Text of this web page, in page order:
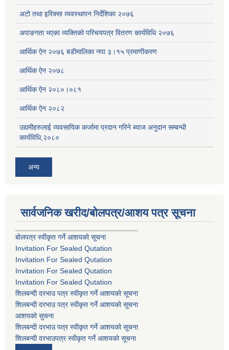
अटो तथा इरिक्सा व्यवस्थापन निर्देशिका २०७६
अपाङगता भएका व्यक्तिको परिचयपत्र वितरण कार्यविधि २०७६
आर्थिक ऐन २०७६ बडीमालिका नपा ३।१५ प्रमाणीकरण
आर्थिक ऐन २०७८
आर्थिक ऐन २०८०।०८१
आर्थिक ऐन २०८२
उद्यमीहरुलाई व्यवसायिक कर्जामा प्रदान गरिने ब्याज अनुदान सम्बन्धी
कार्यविधि,२०८०
अन्य
सार्वजनिक खरीद/बोलपत्र/आशय पत्र सूचना
बोलपत्र स्वीकृत गर्ने आशयको सूचना
Invitation For Sealed Qutation
Invitation For Sealed Qutation
Invitation For Sealed Qutation
Invitation For Sealed Qutation
शिलबन्दी दरभाउ पत्र स्वीकृत गर्ने आशयको सूचना
शिलबन्दी दरभाउ पत्र स्वीकृत गर्ने आशयको सूचना
आशयको सुचना
शिलबन्दी दरभाउ पत्र स्वीकृत गर्ने आशयको सूचना
शिलबन्दी दरभाउपत्र स्वीकृत गर्ने आशयको सूचना